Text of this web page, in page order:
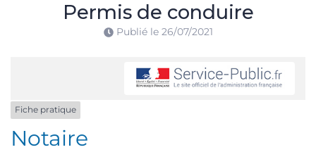
Permis de conduire
Publié le 26/07/2021
Fiche pratique
Notaire